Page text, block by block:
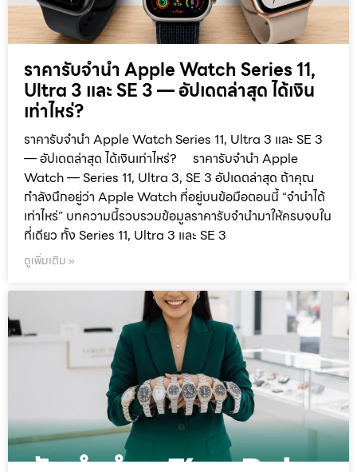
ราคารับจำนำ Apple Watch Series 11,
Ultra 3 และ SE 3 — อัปเดตล่าสุด ได้เงิน
เท่าไหร่?
ราคารับจำนำ Apple Watch Series 11, Ultra 3 และ SE 3
— อัปเดตล่าสุด ได้เงินเท่าไหร่? ราคารับจำนำ Apple
Watch — Series 11, Ultra 3, SE 3 อัปเดตล่าสุด ถ้าคุณ
กำลังนึกอยู่ว่า Apple Watch ที่อยู่บนข้อมือตอนนี้ “จำนำได้
เท่าไหร่” บทความนี้รวบรวมข้อมูลราคารับจำนำมาให้ครบจบใน
ที่เดียว ทั้ง Series 11, Ultra 3 และ SE 3
ดูเพิ่มเติม »